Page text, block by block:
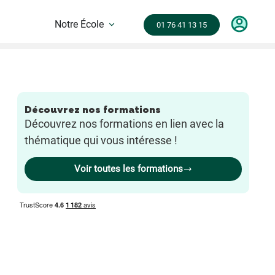
Notre École 01 76 41 13 15
Découvrez nos formations
Découvrez nos formations en lien avec la
thématique qui vous intéresse !
Voir toutes les formations